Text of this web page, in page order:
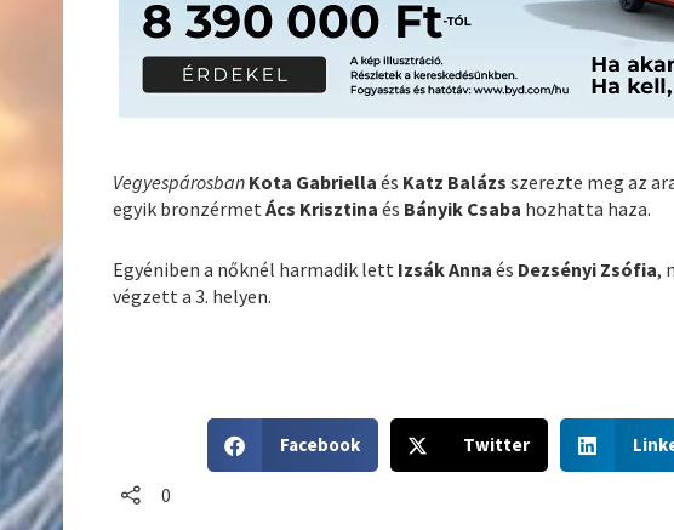
Vegyespárosban Kota Gabriellaés Katz Balázsszerezte meg az
egyik bronzérmetÁcs Krisztinaés Bányik Csaba hozhatta haza.
Egyéniben a nőknél harmadik lett Izsák Annaés Dezsényi Zsófia,
végzett a 3. helyen.
h
Facebook
h
Twitter
h
0